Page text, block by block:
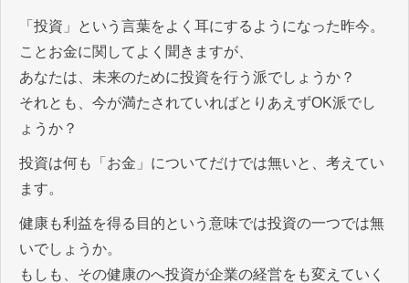
「投資」という言葉をよく耳にするようになった昨今。
ことお金に関してよく聞きますが、
あなたは、未来のために投資を行う派でしょうか？
それとも、今が満たされていればとりあえずOK派でし
ょうか？
投資は何も「お金」についてだけでは無いと、考えてい
ます。
健康も利益を得る目的という意味では投資の一つでは無
いでしょうか。
もしも、その健康のへ投資が企業の経営をも変えていく